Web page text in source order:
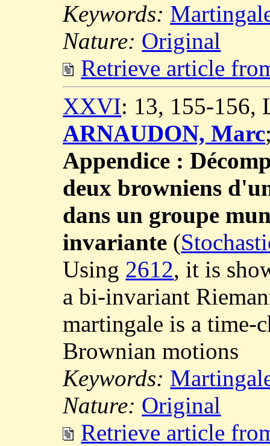
Keywords:
Nature: Original
Retrieve article
XXVI: 13, 155-156,
ARNAUDON, Marc
Appendice :
deux browniens
dans un groupe
invariante (
Using 2612, it is
a bi-invariant
martingale is a time-
Brownian motions
Keywords:
Nature: Original
Retrieve article